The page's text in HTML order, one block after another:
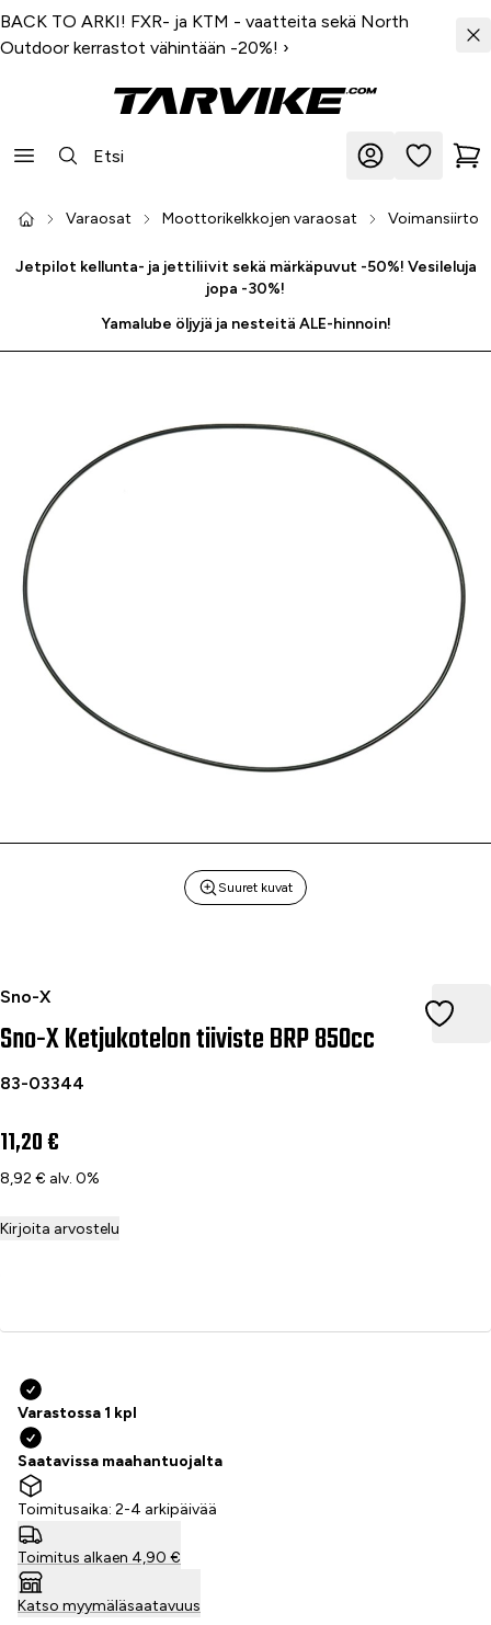
BACK TO ARKI! FXR- ja KTM - vaatteita sekä North
Outdoor kerrastot vähintään -20%! ›
Varaosat Moottorikelkkojen varaosat Voimansiirto
Jetpilot kellunta- ja jettiliivit sekä märkäpuvut -50%! Vesileluja
jopa -30%!
Yamalube öljyjä ja nesteitä ALE-hinnoin!
Suuret kuvat
Sno-X
Sno-X Ketjukotelon tiiviste BRP 850cc
Sno-X Ketjukotelon tiiviste BRP 850cc
83-03344
11,20 €
8,92 € alv. 0%
Kirjoita arvostelu
Varastossa 1 kpl
Saatavissa maahantuojalta
Toimitusaika: 2-4 arkipäivää
Toimitus alkaen 4,90 €
Katso myymäläsaatavuus